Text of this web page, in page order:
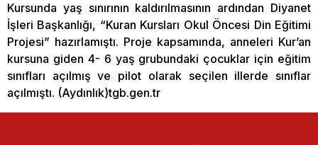
Kursunda yaş sınırının kaldırılmasının ardından Diyanet
İşleri Başkanlığı, “Kuran Kursları Okul Öncesi Din Eğitimi
Projesi” hazırlamıştı. Proje kapsamında, anneleri Kur’an
kursuna giden 4- 6 yaş grubundaki çocuklar için eğitim
sınıfları açılmış ve pilot olarak seçilen illerde sınıflar
açılmıştı. (Aydınlık)tgb.gen.tr